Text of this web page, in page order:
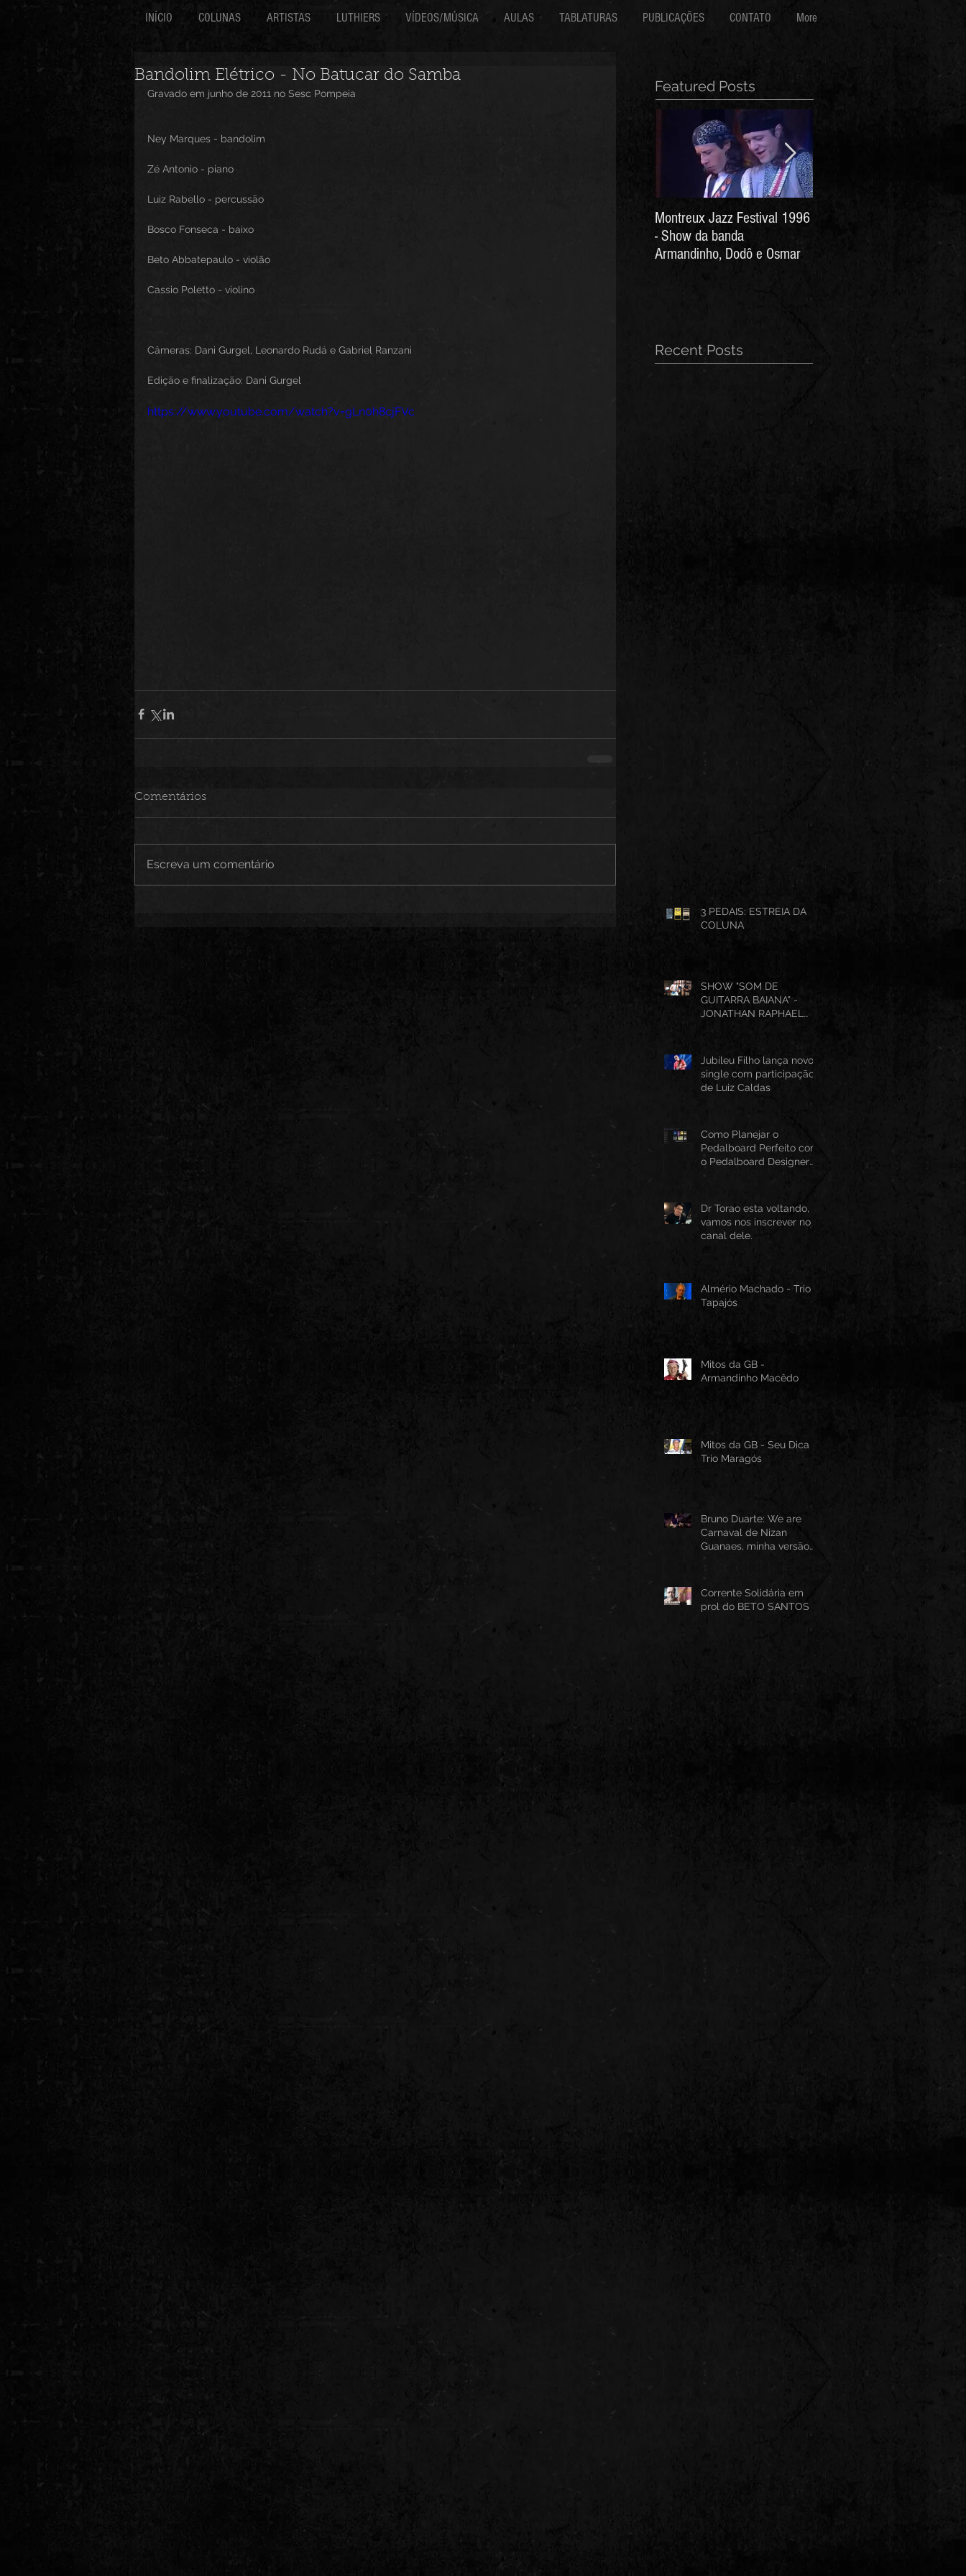
INÍCIO COLUNAS ARTISTAS LUTHIERS VÍDEOS/MÚSICA AULAS TABLATURAS PUBLICAÇÕES CONTATO More
Bandolim Elétrico - No Batucar do Samba
Gravado em junho de 2011 no Sesc Pompeia
Ney Marques - bandolim
Zé Antonio - piano
Luiz Rabello - percussão
Bosco Fonseca - baixo
Beto Abbatepaulo - violão
Cassio Poletto - violino
Câmeras: Dani Gurgel, Leonardo Rudá e Gabriel Ranzani
Edição e finalização: Dani Gurgel
https://www.youtube.com/watch?v=gLn0h8cjFVc
Comentários
Escreva um comentário
Featured Posts
Montreux Jazz Festival 1996
- Show da banda
Armandinho, Dodô e Osmar
Recent Posts
3 PEDAIS: ESTREIA DA
COLUNA
SHOW "SOM DE
GUITARRA BAIANA" -
JONATHAN RAPHAEL
Jubileu Filho lança novo
single com participação
de Luiz Caldas
Como Planejar o
Pedalboard Perfeito com
o Pedalboard Designer
Dr Torao esta voltando,
vamos nos inscrever no
canal dele.
Almério Machado - Trio
Tapajós
Mitos da GB -
Armandinho Macêdo
Mitos da GB - Seu Dica -
Trio Maragós
Bruno Duarte: We are
Carnaval de Nizan
Guanaes, minha versão
Corrente Solidária em
prol do BETO SANTOS